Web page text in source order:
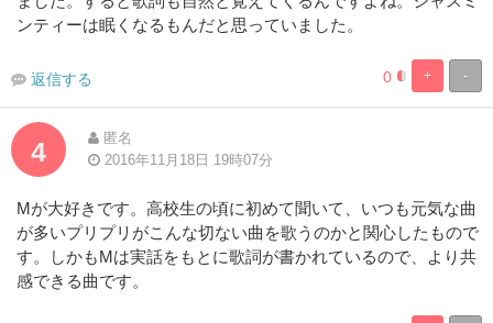
ンティーは眠くなるもんだと思っていました。
-
+
0%100%
0
返信する
4
匿名
2016年11月18日 19時07分
Mが大好きです。高校生の頃に初めて聞いて、いつも元気な曲
が多いプリプリがこんな切ない曲を歌うのかと関心したもので
す。しかもMは実話をもとに歌詞が書かれているので、より共
感できる曲です。